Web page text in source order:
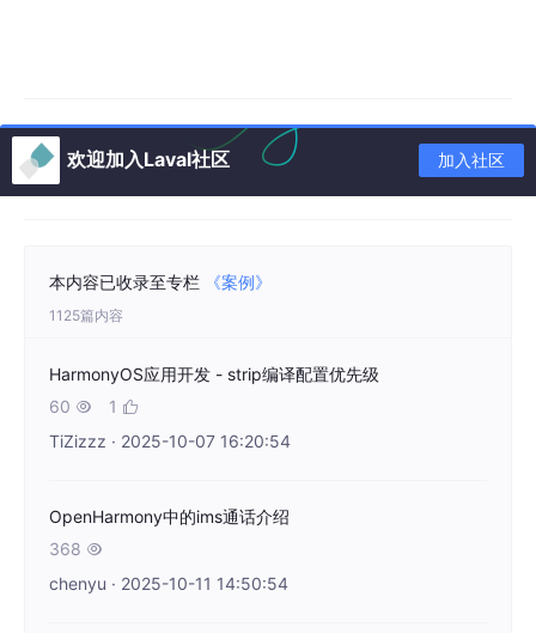
欢迎加入Laval社区 加入社区
本内容已收录至专栏 《案例》
1125篇内容
HarmonyOS应用开发 - strip编译配置优先级
60  1 
TiZizzz · 2025-10-07 16:20:54
OpenHarmony中的ims通话介绍
368 
chenyu · 2025-10-11 14:50:54